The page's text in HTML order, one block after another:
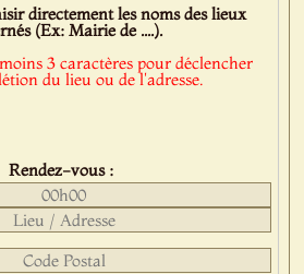
directement les noms des lieux
(Ex: Mairie de ....).
3 caractères pour déclencher
du lieu ou de l'adresse.
Rendez-vous :